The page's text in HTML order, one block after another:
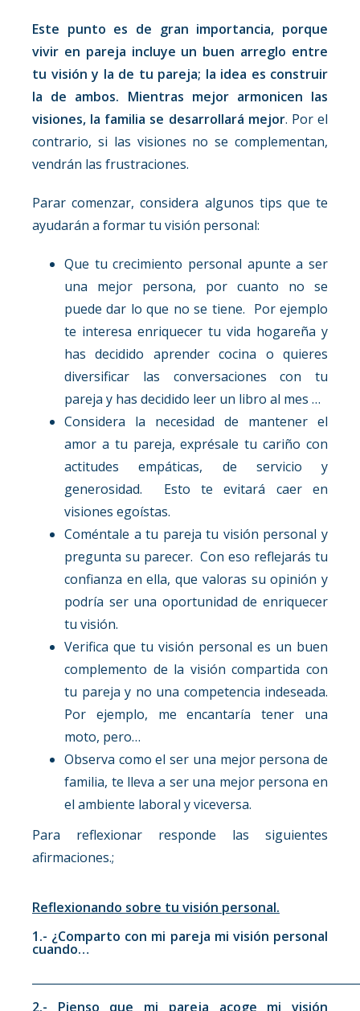
Este punto es de gran importancia, porque
vivir en pareja incluye un buen arreglo entre
tu visión y la de tu pareja; la idea es construir
la de ambos. Mientras mejor armonicen las
visiones, la familia se desarrollará mejor. Por el
contrario, si las visiones no se complementan,
vendrán las frustraciones.
Parar comenzar, considera algunos tips que te
ayudarán a formar tu visión personal:
Que tu crecimiento personal apunte a ser
una mejor persona, por cuanto no se
puede dar lo que no se tiene. Por ejemplo
te interesa enriquecer tu vida hogareña y
has decidido aprender cocina o quieres
diversificar las conversaciones con tu
pareja y has decidido leer un libro al mes …
Considera la necesidad de mantener el
amor a tu pareja, exprésale tu cariño con
actitudes empáticas, de servicio y
generosidad. Esto te evitará caer en
visiones egoístas.
Coméntale a tu pareja tu visión personal y
pregunta su parecer. Con eso reflejarás tu
confianza en ella, que valoras su opinión y
podría ser una oportunidad de enriquecer
tu visión.
Verifica que tu visión personal es un buen
complemento de la visión compartida con
tu pareja y no una competencia indeseada.
Por ejemplo, me encantaría tener una
moto, pero…
Observa como el ser una mejor persona de
familia, te lleva a ser una mejor persona en
el ambiente laboral y viceversa.
Para reflexionar responde las siguientes
afirmaciones.;
Reflexionando sobre tu visión personal.
1.- ¿Comparto con mi pareja mi visión personal
cuando…
2.- Pienso que mi pareja acoge mi visión